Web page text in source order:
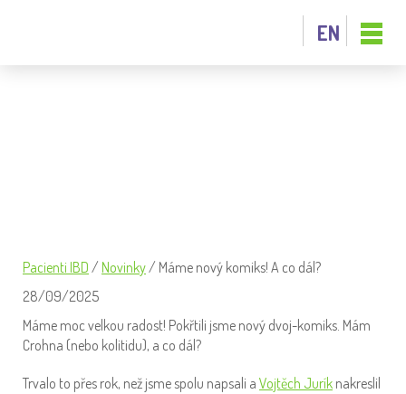
EN
Pacienti IBD / Novinky/ Máme nový komiks! A co dál?
28/09/2025
Máme moc velkou radost! Pokřtili jsme nový dvoj-komiks. Mám
Crohna (nebo kolitidu), a co dál?
Trvalo to přes rok, než jsme spolu napsali a Vojtěch Jurík nakreslil